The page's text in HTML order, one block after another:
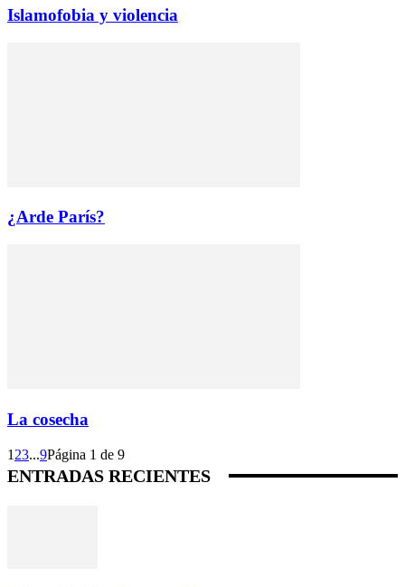
Islamofobia y violencia
¿Arde París?
La cosecha
1 23...9Página 1 de 9
ENTRADAS RECIENTES